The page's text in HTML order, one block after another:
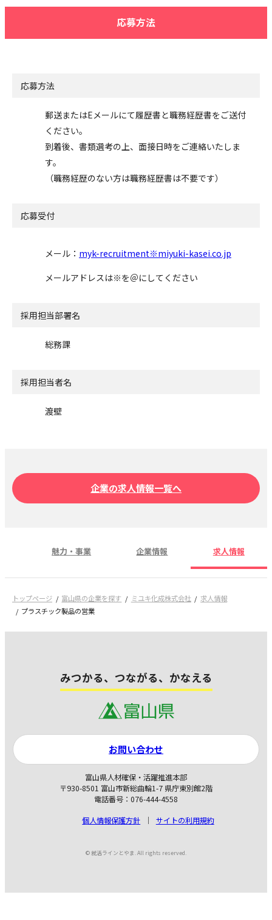
応募方法
応募方法
郵送またはEメールにて履歴書と職務経歴書をご送付
ください。
到着後、書類選考の上、面接日時をご連絡いたしま
す。
（職務経歴のない方は職務経歴書は不要です）
応募受付
メール： myk-recruitment※miyuki-kasei.co.jp
メールアドレスは※を＠にしてください
採用担当部署名
総務課
採用担当者名
渡壁
企業の求人情報一覧へ
魅力・事業 企業情報 求人情報
トップページ 富山県の企業を探す ミユキ化成株式会社
求人情報
プラスチック製品の営業
みつかる、つながる、かなえる
富山県人材確保・活躍推進本部
〒930-8501 富山市新総曲輪1-7 県庁東別館2階
電話番号：076-444-4558
個人情報保護方針
サイトの利用規約
お問い合わせ
© 就活ラインとやま. All rights reserved.